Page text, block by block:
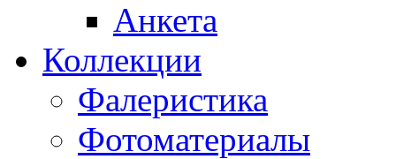
Анкета
Коллекции
Фалеристика
Фотоматериалы